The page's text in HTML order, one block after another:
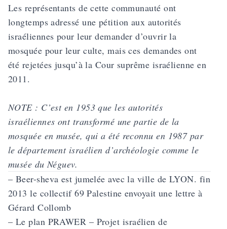
Les représentants de cette communauté ont
longtemps adressé une pétition aux autorités
israéliennes pour leur demander d’ouvrir la
mosquée pour leur culte, mais ces demandes ont
été rejetées jusqu’à la Cour suprême israélienne en
2011.
NOTE : C’est en 1953 que les autorités
israéliennes ont transformé une partie de la
mosquée en musée, qui a été reconnu en 1987 par
le département israélien d’archéologie comme le
musée du Néguev.
– Beer-sheva est jumelée avec la ville de LYON. fin
2013 le collectif 69 Palestine envoyait une lettre à
Gérard Collomb
– Le plan PRAWER – Projet israélien de